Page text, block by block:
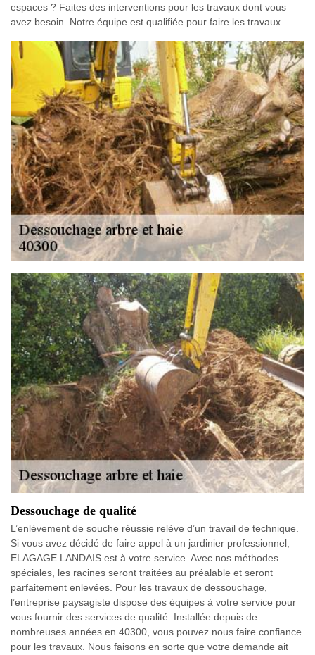
espaces ? Faites des interventions pour les travaux dont vous
avez besoin. Notre équipe est qualifiée pour faire les travaux.
Dessouchage de qualité
L’enlèvement de souche réussie relève d’un travail de technique.
Si vous avez décidé de faire appel à un jardinier professionnel,
ELAGAGE LANDAIS est à votre service. Avec nos méthodes
spéciales, les racines seront traitées au préalable et seront
parfaitement enlevées. Pour les travaux de dessouchage,
l’entreprise paysagiste dispose des équipes à votre service pour
vous fournir des services de qualité. Installée depuis de
nombreuses années en 40300, vous pouvez nous faire confiance
pour les travaux. Nous faisons en sorte que votre demande ait